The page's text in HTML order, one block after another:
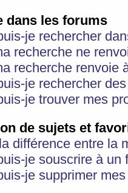
dans les forums
je rechercher
recherche ne
recherche renvoie
je rechercher
je trouver mes
de sujets et
différence entre la
je souscrire à
je supprimer